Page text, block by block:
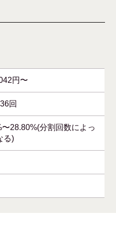
円〜
回
〜28.80%(分割回数によっ
る)